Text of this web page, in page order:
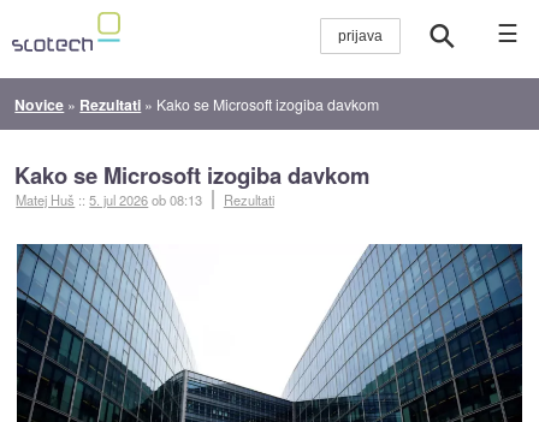
☰
Novice » Rezultati » Kako se Microsoft izogiba davkom
Kako se Microsoft izogiba davkom
Matej Huš ::5. jul 2026ob 08:13 Rezultati